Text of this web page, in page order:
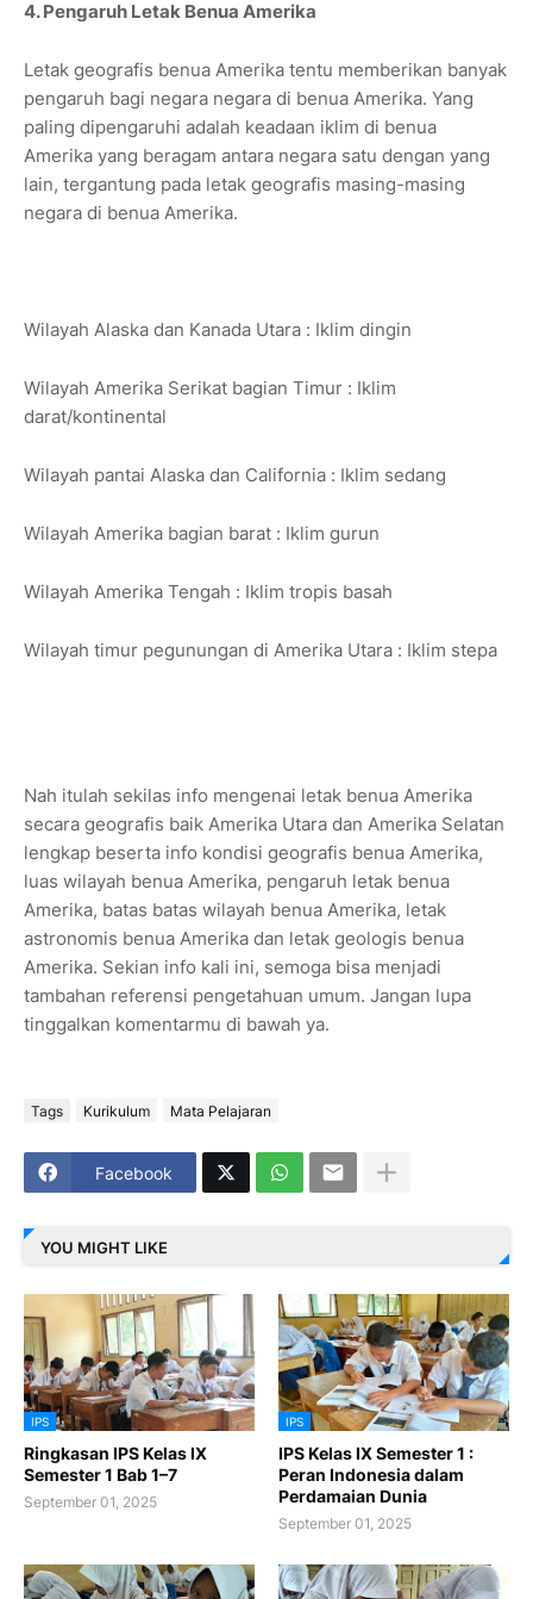
4. Pengaruh Letak Benua Amerika
Letak geografis benua Amerika tentu memberikan banyak
pengaruh bagi negara negara di benua Amerika. Yang
paling dipengaruhi adalah keadaan iklim di benua
Amerika yang beragam antara negara satu dengan yang
lain, tergantung pada letak geografis masing-masing
negara di benua Amerika.
Wilayah Alaska dan Kanada Utara : Iklim dingin
Wilayah Amerika Serikat bagian Timur : Iklim
darat/kontinental
Wilayah pantai Alaska dan California : Iklim sedang
Wilayah Amerika bagian barat : Iklim gurun
Wilayah Amerika Tengah : Iklim tropis basah
Wilayah timur pegunungan di Amerika Utara : Iklim stepa
Nah itulah sekilas info mengenai letak benua Amerika
secara geografis baik Amerika Utara dan Amerika Selatan
lengkap beserta info kondisi geografis benua Amerika,
luas wilayah benua Amerika, pengaruh letak benua
Amerika, batas batas wilayah benua Amerika, letak
astronomis benua Amerika dan letak geologis benua
Amerika. Sekian info kali ini, semoga bisa menjadi
tambahan referensi pengetahuan umum. Jangan lupa
tinggalkan komentarmu di bawah ya.
Tags Kurikulum Mata Pelajaran
Facebook
YOU MIGHT LIKE
IPS
Ringkasan IPS Kelas IX
Semester 1 Bab 1–7
September 01, 2025
IPS
IPS Kelas IX Semester 1 :
Peran Indonesia dalam
Perdamaian Dunia
September 01, 2025